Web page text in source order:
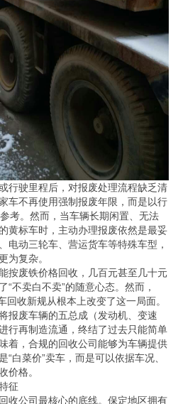
行驶里程后，对报废处理流程缺乏清
车不再使用强制报废年限，而是以行
考。然而，当车辆长期闲置、无法
黄标车时，主动办理报废依然是最妥
电动三轮车、营运货车等特殊车型，
为复杂。
按废铁价格回收，几百元甚至几十元
不卖白不卖”的随意心态。然而，
收新规从根本上改变了这一局面。
报废车辆的五总成（发动机、变速
行再制造流通，终结了过去只能简单
着，合规的回收公司能够为车辆提供
白菜价”卖车，而是可以依据车况、
价格。
征
收公司最核心的底线。保定地区拥有